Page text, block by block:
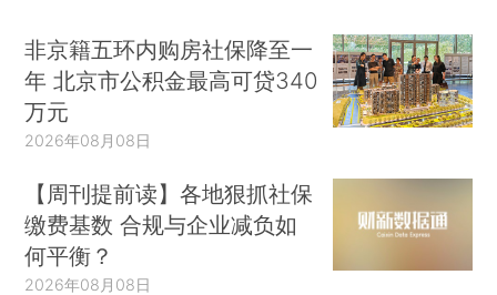
非京籍五环内购房社保降至一
年 北京市公积金最高可贷340
万元
2026年08月08日
【周刊提前读】各地狠抓社保
缴费基数 合规与企业减负如
何平衡？
2026年08月08日